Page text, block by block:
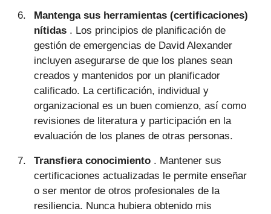
Mantenga sus herramientas (certificaciones)
nítidas . Los principios de planificación de
gestión de emergencias de David Alexander
incluyen asegurarse de que los planes sean
creados y mantenidos por un planificador
calificado. La certificación, individual y
organizacional es un buen comienzo, así como
revisiones de literatura y participación en la
evaluación de los planes de otras personas.
Transfiera conocimiento . Mantener sus
certificaciones actualizadas le permite enseñar
o ser mentor de otros profesionales de la
resiliencia. Nunca hubiera obtenido mis